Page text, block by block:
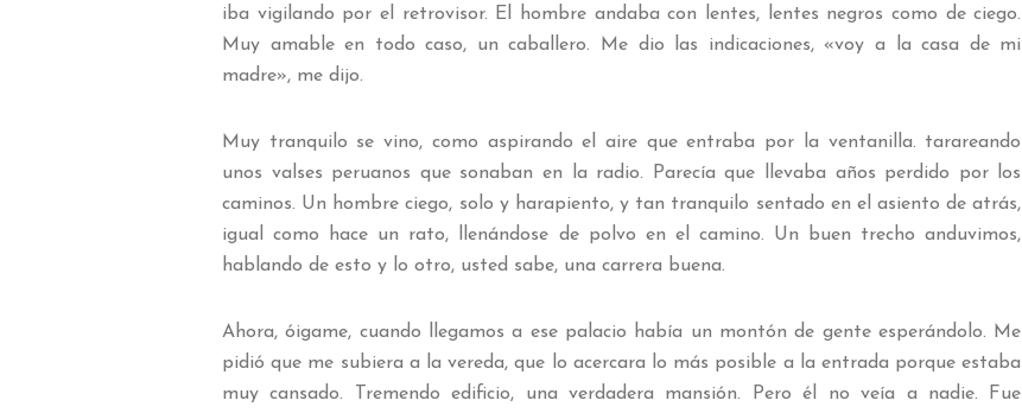
iba vigilando por el retrovisor. El hombre andaba con lentes, lentes negros como de ciego.
Muy amable en todo caso, un caballero. Me dio las indicaciones, «voy a la casa de mi
madre», me dijo.
Muy tranquilo se vino, como aspirando el aire que entraba por la ventanilla. tarareando
unos valses peruanos que sonaban en la radio. Parecía que llevaba años perdido por los
caminos. Un hombre ciego, solo y harapiento, y tan tranquilo sentado en el asiento de atrás,
igual como hace un rato, llenándose de polvo en el camino. Un buen trecho anduvimos,
hablando de esto y lo otro, usted sabe, una carrera buena.
Ahora, óigame, cuando llegamos a ese palacio había un montón de gente esperándolo. Me
pidió que me subiera a la vereda, que lo acercara lo más posible a la entrada porque estaba
muy cansado. Tremendo edificio, una verdadera mansión. Pero él no veía a nadie. Fue